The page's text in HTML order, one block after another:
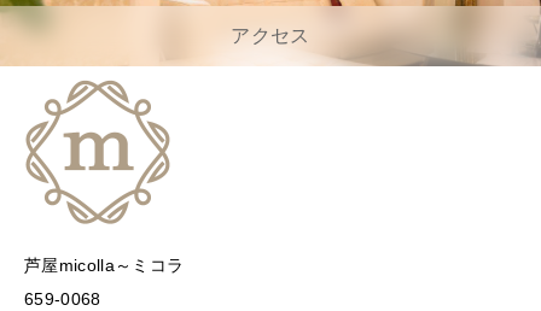
アクセス
芦屋micolla～ミコラ
659-0068